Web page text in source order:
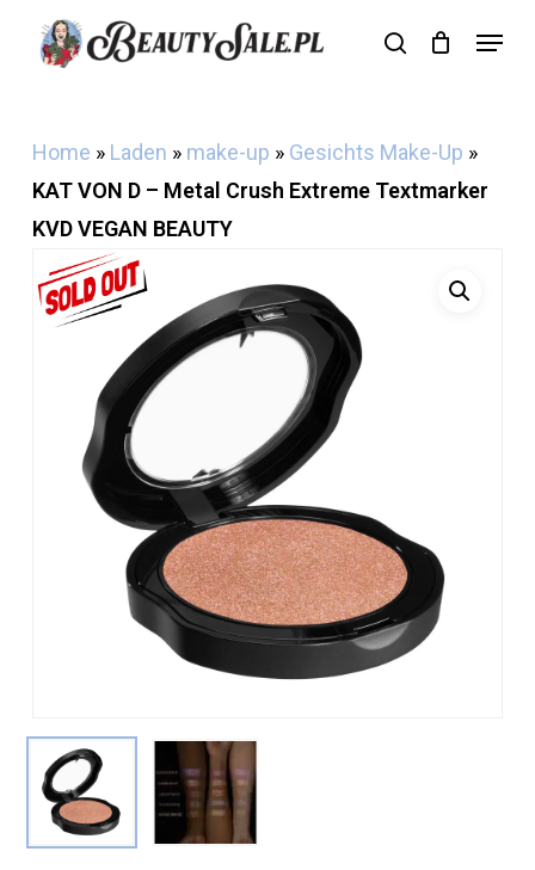
search
Menu
Cart Close
Home » Laden » make-up » Gesichts Make-Up »
KAT VON D – Metal Crush Extreme Textmarker
KVD VEGAN BEAUTY